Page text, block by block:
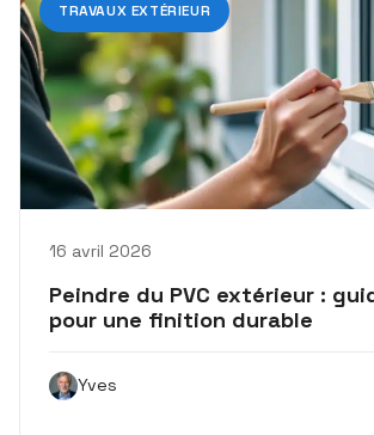
TRAVAUX EXTÉRIEUR
16 avril 2026
Peindre du PVC extérieur :
pour une finition durable
Yves